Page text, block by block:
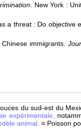
. New York :
a threat : Do objective
immigrants.
du sud-est du
expérimentale,
animal. = Poisson